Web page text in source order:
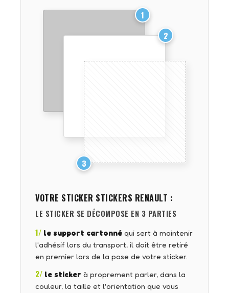
1
2
3
VOTRE STICKER STICKERS RENAULT :
LE STICKER SE DÉCOMPOSE EN 3 PARTIES
1/ le support cartonné qui sert à maintenir
l'adhésif lors du transport, il doit être retiré
en premier lors de la pose de votre sticker.
2/ le sticker à proprement parler, dans la
couleur, la taille et l'orientation que vous